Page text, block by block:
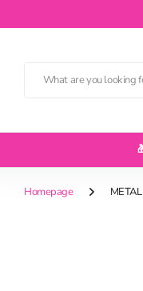
Homepage